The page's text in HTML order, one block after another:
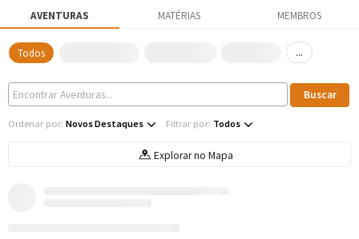
AVENTURAS MATÉRIAS MEMBROS
Todos ...
Ordenar por: Novos Destaques Filtrar por: Todos
Explorar no Mapa